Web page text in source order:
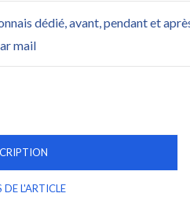
dédié, avant, pendant et
mail
DE L'ARTICLE